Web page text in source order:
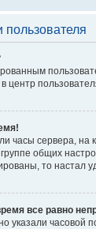
центр
часы сервера,
общих
то настал
все равно
указали часовой